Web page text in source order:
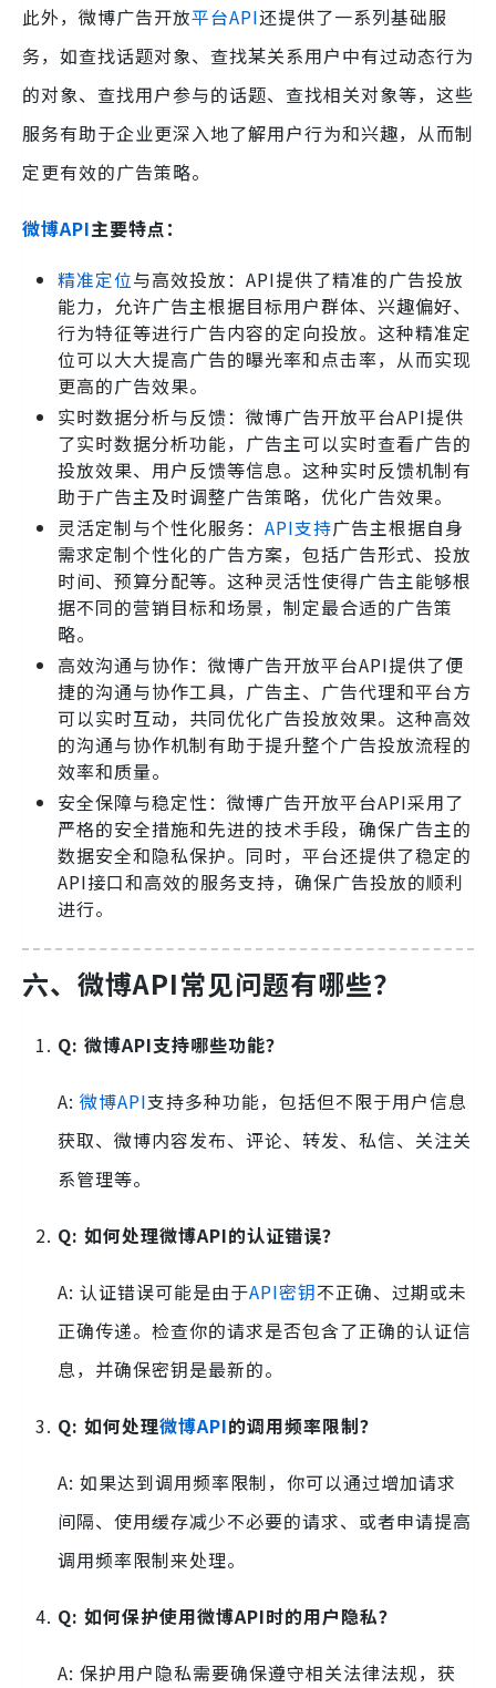
此外，微博广告开放平台API还提供了一系列基础服
务，如查找话题对象、查找某关系用户中有过动态行为
的对象、查找用户参与的话题、查找相关对象等，这些
服务有助于企业更深入地了解用户行为和兴趣，从而制
定更有效的广告策略。
微博API主要特点：
精准定位与高效投放：API提供了精准的广告投放
能力，允许广告主根据目标用户群体、兴趣偏好、
行为特征等进行广告内容的定向投放。这种精准定
位可以大大提高广告的曝光率和点击率，从而实现
更高的广告效果。
实时数据分析与反馈：微博广告开放平台API提供
了实时数据分析功能，广告主可以实时查看广告的
投放效果、用户反馈等信息。这种实时反馈机制有
助于广告主及时调整广告策略，优化广告效果。
灵活定制与个性化服务： API支持广告主根据自身
需求定制个性化的广告方案，包括广告形式、投放
时间、预算分配等。这种灵活性使得广告主能够根
据不同的营销目标和场景，制定最合适的广告策
略。
高效沟通与协作：微博广告开放平台API提供了便
捷的沟通与协作工具，广告主、广告代理和平台方
可以实时互动，共同优化广告投放效果。这种高效
的沟通与协作机制有助于提升整个广告投放流程的
效率和质量。
安全保障与稳定性：微博广告开放平台API采用了
严格的安全措施和先进的技术手段，确保广告主的
数据安全和隐私保护。同时，平台还提供了稳定的
API接口和高效的服务支持，确保广告投放的顺利
进行。
六、微博API常见问题有哪些？
Q: 微博API支持哪些功能？
A: 微博API支持多种功能，包括但不限于用户信息
获取、微博内容发布、评论、转发、私信、关注关
系管理等。
Q: 如何处理微博API的认证错误？
A: 认证错误可能是由于API密钥不正确、过期或未
正确传递。检查你的请求是否包含了正确的认证信
息，并确保密钥是最新的。
Q: 如何处理微博API的调用频率限制？
A: 如果达到调用频率限制，你可以通过增加请求
间隔、使用缓存减少不必要的请求、或者申请提高
调用频率限制来处理。
Q: 如何保护使用微博API时的用户隐私？
A: 保护用户隐私需要确保遵守相关法律法规，获